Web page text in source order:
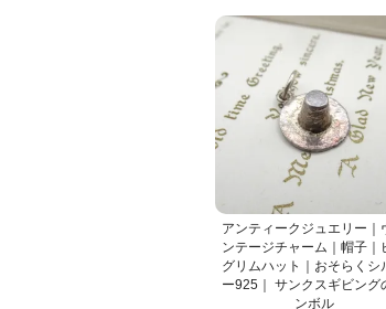
アンティークジュエリー｜
ンテージチャーム｜帽子｜
グリムハット｜おそらくシ
ー925｜ サンクスギビング
ンボル